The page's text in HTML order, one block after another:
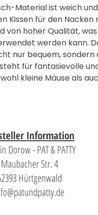
Material ist weich
Kissen für den Nacken
von hoher Qualität,
werden kann.
nur bequem,
für fantasievolle
kleine Mäuse als
Information
Dorow - PAT & PATTY
Maubacher Str. 4
Hürtgenwald